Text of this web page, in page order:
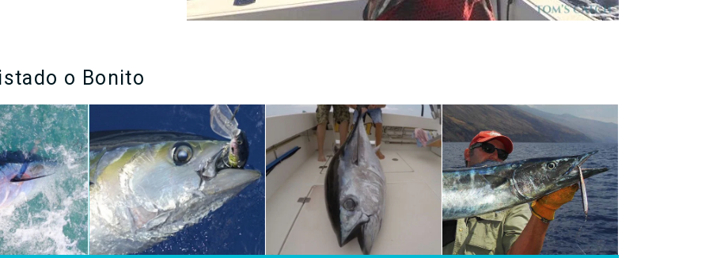
o Bonito
) es una
se encuentra
y
mas pequeño
patudo. Se le
por sus
y anal de
Thunnus obesus),en
Canarias conocido como latuna,
forma parte de la familia de los
túnidos, junto con el atún rojo, el
atún de aleta amarilla y la
albacora. Pueden sobrepasar los
2 metros y pesar hasta 200kg.
Este pez pelágico se le pesca en
los mares templados y trópicos
(excepto el Mediterráneo). El
curricán (trolling) es la mejor
técnica para pescarlo.
Acanthocybium solandri
) o
wahoo , también se le llamaOno
en Hawaii (traducido significa
"delicioso "). Es una especie muy
apreciada por los pescadores
por sus carnes deliciosas, pero
también por su impresionante
fuerza y velocidad.
MÁS INFO >